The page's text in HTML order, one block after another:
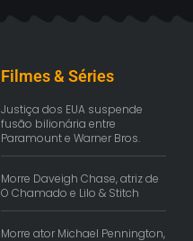
Filmes & Séries
Justiça dos EUA suspende
fusão bilionária entre
Paramount e Warner Bros.
Morre Daveigh Chase, atriz de
O Chamado e Lilo & Stitch
Morre ator Michael Pennington,